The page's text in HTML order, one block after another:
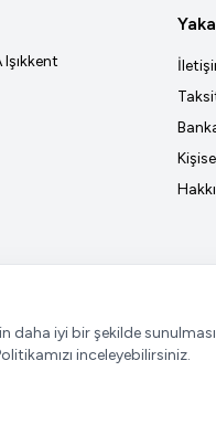
daha iyi bir şekilde
inceleyebilirsiniz.